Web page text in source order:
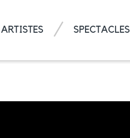
ARTISTES SPECTACLES